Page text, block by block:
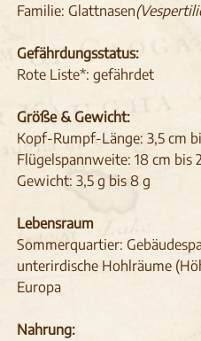
Familie: Glattnasen
Gefährdungsstatus:
Rote Liste*: gefährdet
Größe & Gewicht:
Kopf-Rumpf-Länge: 3,5 cm
Flügelspannweite: 18 cm bis
Gewicht: 3,5 g bis 8 g
Lebensraum
Sommerquartier:
unterirdische Hohlräume
Europa
Nahrung: